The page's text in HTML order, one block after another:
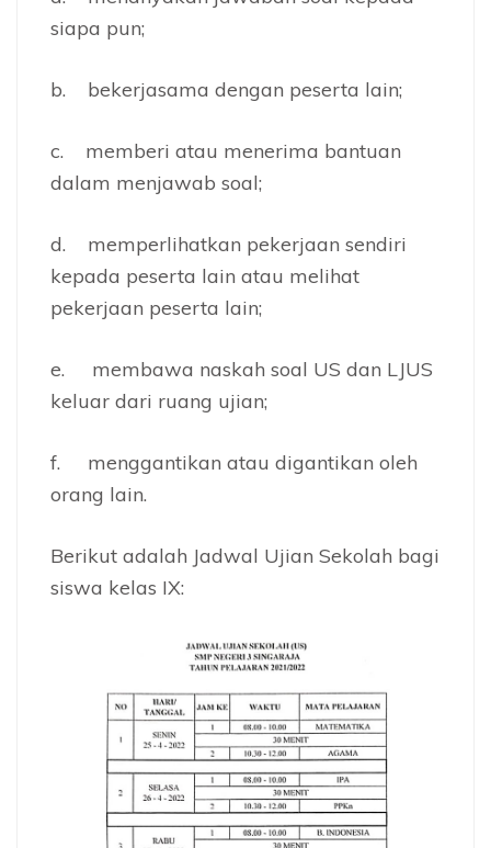
siapa pun;
b. bekerjasama dengan peserta lain;
c. memberi atau menerima bantuan
dalam menjawab soal;
d. memperlihatkan pekerjaan sendiri
kepada peserta lain atau melihat
pekerjaan peserta lain;
e. membawa naskah soal US dan LJUS
keluar dari ruang ujian;
f. menggantikan atau digantikan oleh
orang lain.
Berikut adalah Jadwal Ujian Sekolah bagi
siswa kelas IX: